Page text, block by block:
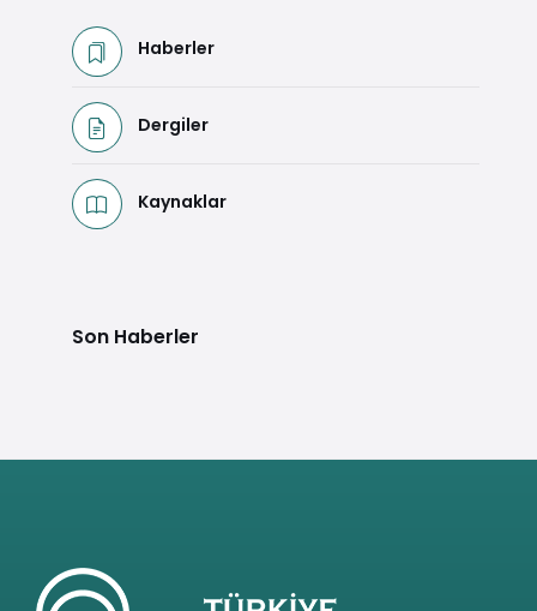
Haberler
Dergiler
Kaynaklar
Son Haberler